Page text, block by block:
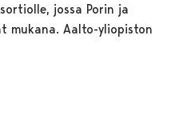
jossa Porin ja
mukana. Aalto-yliopiston